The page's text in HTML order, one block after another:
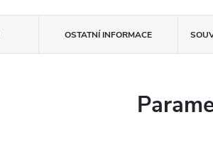
OSTATNÍ INFORMACE